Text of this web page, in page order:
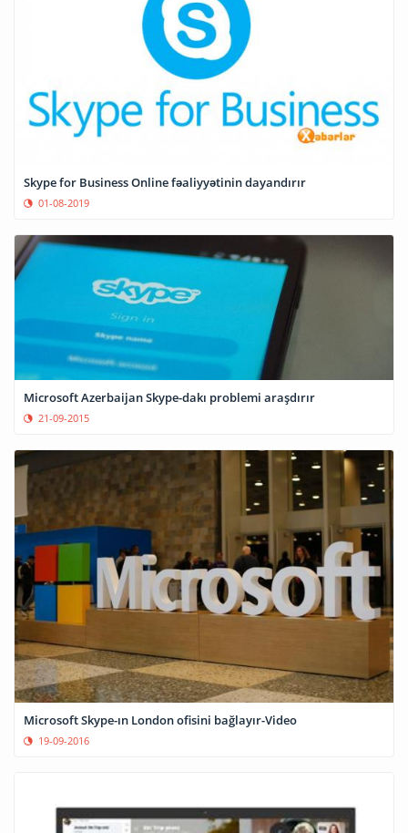
Skype for Business Online fəaliyyətinin dayandırır
01-08-2019
Microsoft Azerbaijan Skype-dakı problemi araşdırır
21-09-2015
Microsoft Skype-ın London ofisini bağlayır-Video
19-09-2016